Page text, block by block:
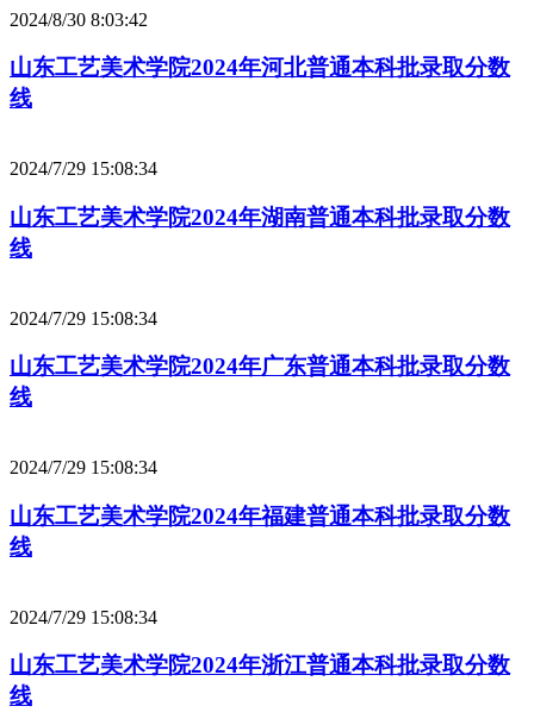
2024/8/30 8:03:42
山东工艺美术学院2024年河北普通本科批录取分数
线
2024/7/29 15:08:34
山东工艺美术学院2024年湖南普通本科批录取分数
线
2024/7/29 15:08:34
山东工艺美术学院2024年广东普通本科批录取分数
线
2024/7/29 15:08:34
山东工艺美术学院2024年福建普通本科批录取分数
线
2024/7/29 15:08:34
山东工艺美术学院2024年浙江普通本科批录取分数
线